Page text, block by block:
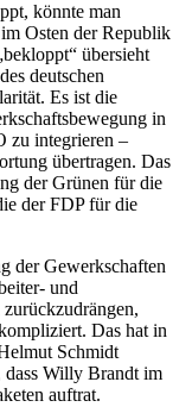
könnte man
Osten der Republik
übersieht
deutschen
Es ist die
in
zu integrieren –
übertragen. Das
der Grünen für die
der FDP für die
der Gewerkschaften
und
Das hat in
Schmidt
dass Willy Brandt im
auftrat.